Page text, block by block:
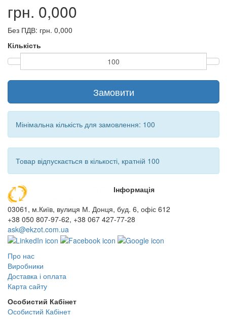
грн. 0,000
Без ПДВ: грн. 0,000
Кількість
Замовити
Мінімальна кількість для замовлення: 100
Товар відпускається в кількості, кратній 100
03061, м.Київ, вулиця М. Донця, буд. 6, офіс 612
+38 050 807-97-62, +38 067 427-77-28
ask@ekzot.com.ua
Інформація
Про нас
Виробники
Доставка і оплата
Карта сайту
Особистий Кабінет
Особистий Кабінет